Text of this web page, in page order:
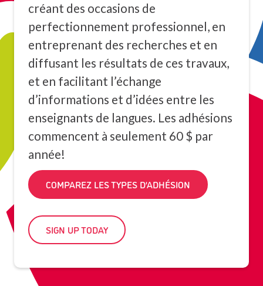
créant des occasions de
perfectionnement professionnel, en
entreprenant des recherches et en
diffusant les résultats de ces travaux,
et en facilitant l’échange
d’informations et d’idées entre les
enseignants de langues. Les adhésions
commencent à seulement 60 $ par
année!
COMPAREZ LES TYPES D’ADHÉSION
SIGN UP TODAY